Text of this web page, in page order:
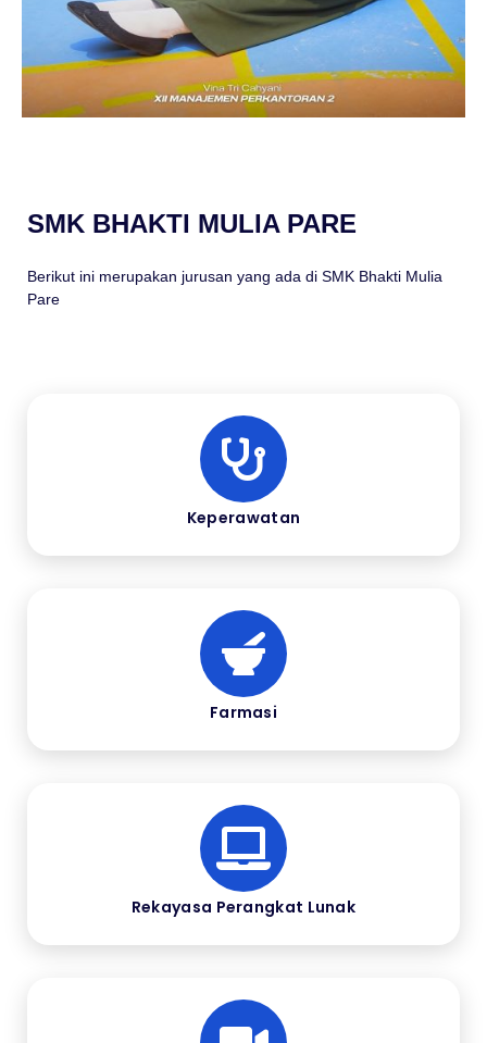
SMK BHAKTI MULIA PARE
Berikut ini merupakan jurusan yang ada di SMK Bhakti Mulia
Pare
Keperawatan
Farmasi
Rekayasa Perangkat Lunak